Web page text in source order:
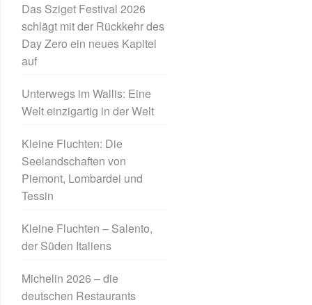
Das Sziget Festival 2026
schlägt mit der Rückkehr des
Day Zero ein neues Kapitel
auf
Unterwegs im Wallis: Eine
Welt einzigartig in der Welt
Kleine Fluchten: Die
Seelandschaften von
Piemont, Lombardei und
Tessin
Kleine Fluchten – Salento,
der Süden Italiens
Michelin 2026 – die
deutschen Restaurants